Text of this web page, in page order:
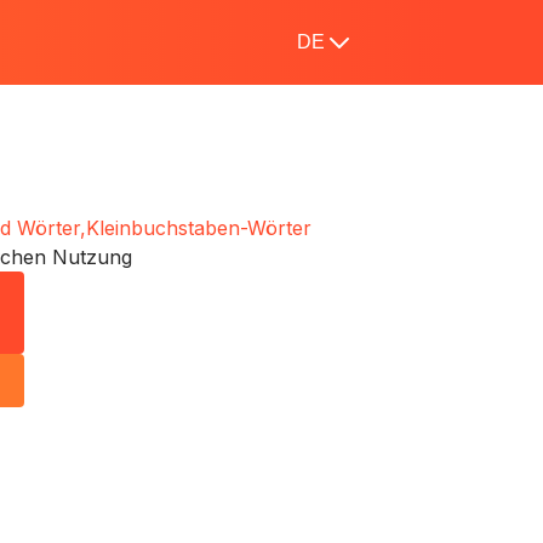
DE
Wörter,Kleinbuchstaben-Wörter
Nutzung